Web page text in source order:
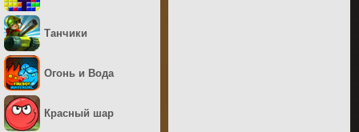
Танчики
Огонь и Вода
Красный шар